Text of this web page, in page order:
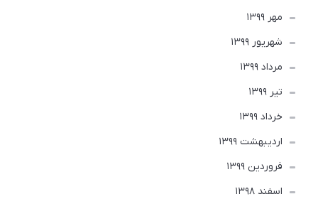
مهر 1399
شهریور 1399
مرداد 1399
تير 1399
خرداد 1399
ارديبهشت 1399
فروردین 1399
اسفند 1398